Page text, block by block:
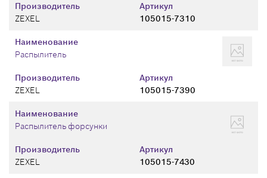
Производитель
ZEXEL
Артикул
105015-7310
Производитель
ZEXEL
Артикул
105015-7390
Наименование
Распылитель
Производитель
ZEXEL
Артикул
105015-7430
Наименование
Распылитель форсунки